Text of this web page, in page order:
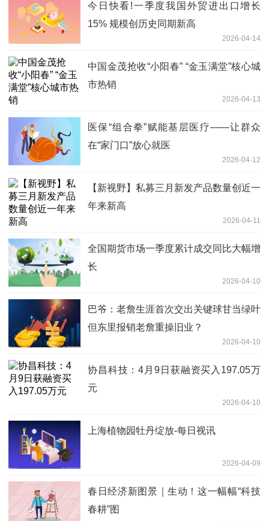
今日快看!一季度我国外贸进出口增长
15% 规模创历史同期新高
2026-04-14
中国金茂抢收“小阳春” “金玉满堂”核心城
市热销
2026-04-13
医保“组合拳”赋能基层医疗——让群众
在“家门口”放心就医
2026-04-12
【新视野】私募三月新发产品数量创近一
年来新高
2026-04-11
全国期货市场一季度累计成交同比大幅增
长
2026-04-10
巴爷：老詹生涯首次交出关键球甘当绿叶
但东里报销老詹重操旧业？
2026-04-10
协昌科技：4月9日获融资买入197.05万
元
2026-04-10
上海植物园牡丹绽放-每日视讯
2026-04-09
春日经济新图景｜生动！这一幅幅“科技
春耕”图